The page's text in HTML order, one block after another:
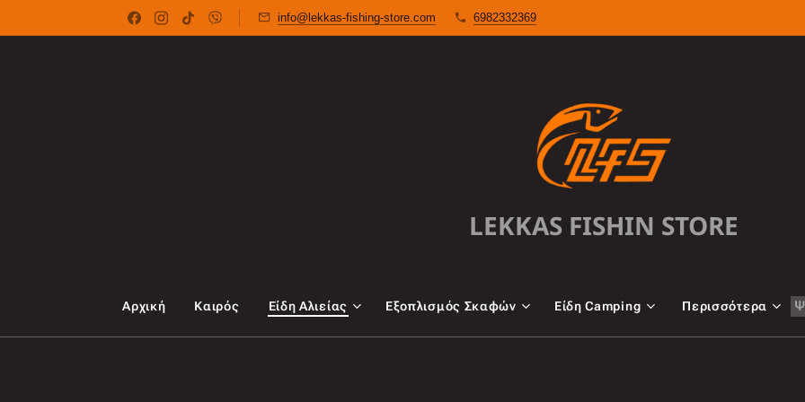
info@lekkas-fishing-store.com 6982332369
LEKKAS FISHIN STORE
Αρχική Καιρός Είδη Αλιείας Εξoπλισμός Σκαφών Είδη Camping Περισσότερα